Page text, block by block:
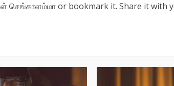
செங்காளம்மா or bookmark it. Share it with